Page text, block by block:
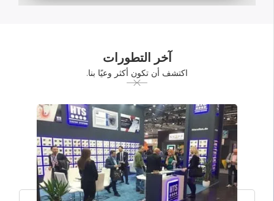
آخر التطورات
اكتشف أن تكون أكثر وعيًا بنا.